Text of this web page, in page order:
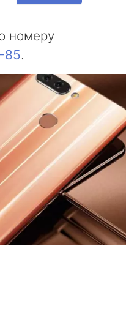
номеру
85.